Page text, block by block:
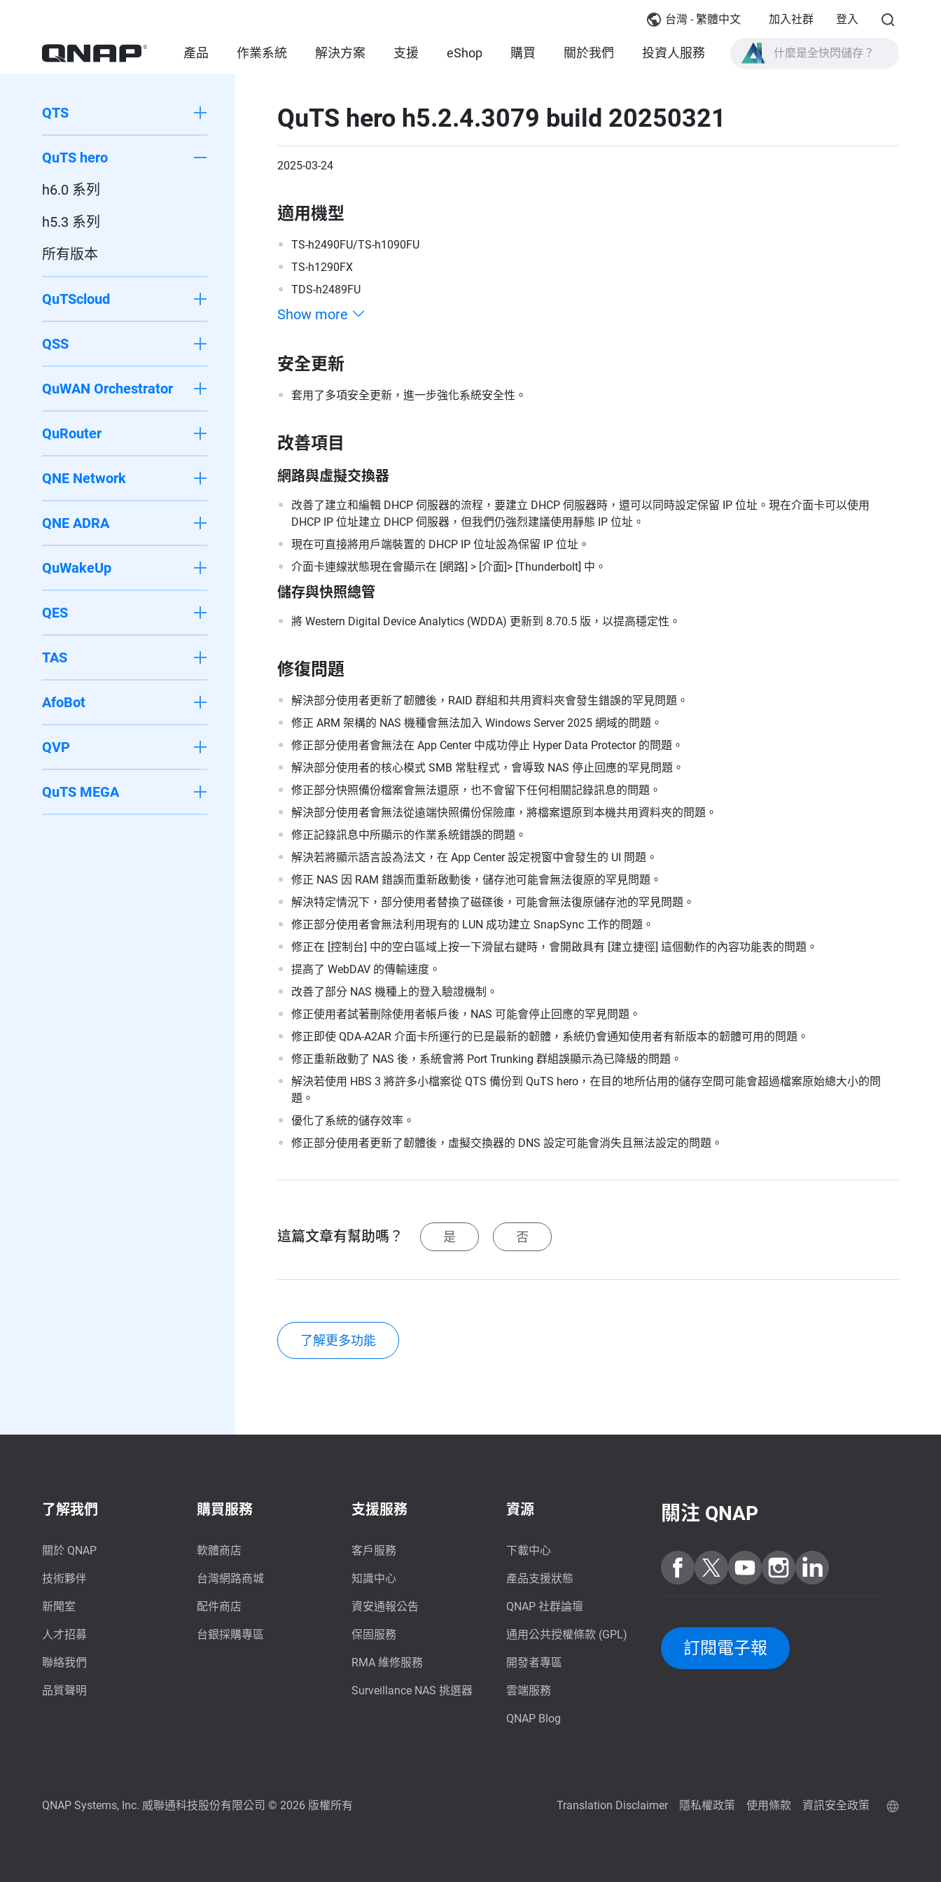
台灣 - 繁體中文 加入社群 登入
產品 作業系統 解決方案 支援 eShop 購買 關於我們 投資人服務 什麼是全快閃儲存？
什麼是全快閃儲存？
QTS
QuTS hero
h6.0 系列
h5.3 系列
所有版本
QuTScloud
QSS
QuWAN Orchestrator
QuRouter
QNE Network
QNE ADRA
QuWakeUp
QES
TAS
AfoBot
QVP
QuTS MEGA
QuTS hero h5.2.4.3079 build 20250321
2025-03-24
適用機型
TS-h2490FU/TS-h1090FU
TS-h1290FX
TDS-h2489FU
Show more
安全更新
套用了多項安全更新，進一步強化系統安全性。
改善項目
網路與虛擬交換器
改善了建立和編輯 DHCP 伺服器的流程，要建立 DHCP 伺服器時，還可以同時設定保留 IP 位址。現在介面卡可以使用
DHCP IP 位址建立 DHCP 伺服器，但我們仍強烈建議使用靜態 IP 位址。
現在可直接將用戶端裝置的 DHCP IP 位址設為保留 IP 位址。
介面卡連線狀態現在會顯示在 [網路] > [介面]> [Thunderbolt] 中。
儲存與快照總管
將 Western Digital Device Analytics (WDDA) 更新到 8.70.5 版，以提高穩定性。
修復問題
解決部分使用者更新了韌體後，RAID 群組和共用資料夾會發生錯誤的罕見問題。
修正 ARM 架構的 NAS 機種會無法加入 Windows Server 2025 網域的問題。
修正部分使用者會無法在 App Center 中成功停止 Hyper Data Protector 的問題。
解決部分使用者的核心模式 SMB 常駐程式，會導致 NAS 停止回應的罕見問題。
修正部分快照備份檔案會無法還原，也不會留下任何相關記錄訊息的問題。
解決部分使用者會無法從遠端快照備份保險庫，將檔案還原到本機共用資料夾的問題。
修正記錄訊息中所顯示的作業系統錯誤的問題。
解決若將顯示語言設為法文，在 App Center 設定視窗中會發生的 UI 問題。
修正 NAS 因 RAM 錯誤而重新啟動後，儲存池可能會無法復原的罕見問題。
解決特定情況下，部分使用者替換了磁碟後，可能會無法復原儲存池的罕見問題。
修正部分使用者會無法利用現有的 LUN 成功建立 SnapSync 工作的問題。
修正在 [控制台] 中的空白區域上按一下滑鼠右鍵時，會開啟具有 [建立捷徑] 這個動作的內容功能表的問題。
提高了 WebDAV 的傳輸速度。
改善了部分 NAS 機種上的登入驗證機制。
修正使用者試著刪除使用者帳戶後，NAS 可能會停止回應的罕見問題。
修正即使 QDA-A2AR 介面卡所運行的已是最新的韌體，系統仍會通知使用者有新版本的韌體可用的問題。
修正重新啟動了 NAS 後，系統會將 Port Trunking 群組誤顯示為已降級的問題。
解決若使用 HBS 3 將許多小檔案從 QTS 備份到 QuTS hero，在目的地所佔用的儲存空間可能會超過檔案原始總大小的問
題。
優化了系統的儲存效率。
修正部分使用者更新了韌體後，虛擬交換器的 DNS 設定可能會消失且無法設定的問題。
這篇文章有幫助嗎？ 是 否
了解更多功能
了解我們
關於 QNAP
技術夥伴
新聞室
人才招募
聯絡我們
品質聲明
購買服務
軟體商店
台灣網路商城
配件商店
台銀採購專區
支援服務
客戶服務
知識中心
資安通報公告
保固服務
RMA 維修服務
Surveillance NAS 挑選器
資源
下載中心
產品支援狀態
QNAP 社群論壇
通用公共授權條款 (GPL)
開發者專區
雲端服務
QNAP Blog
關注 QNAP
訂閱電子報
QNAP Systems, Inc. 威聯通科技股份有限公司 © 2026 版權所有 Translation Disclaimer 隱私權政策 使用條款 資訊安全政策